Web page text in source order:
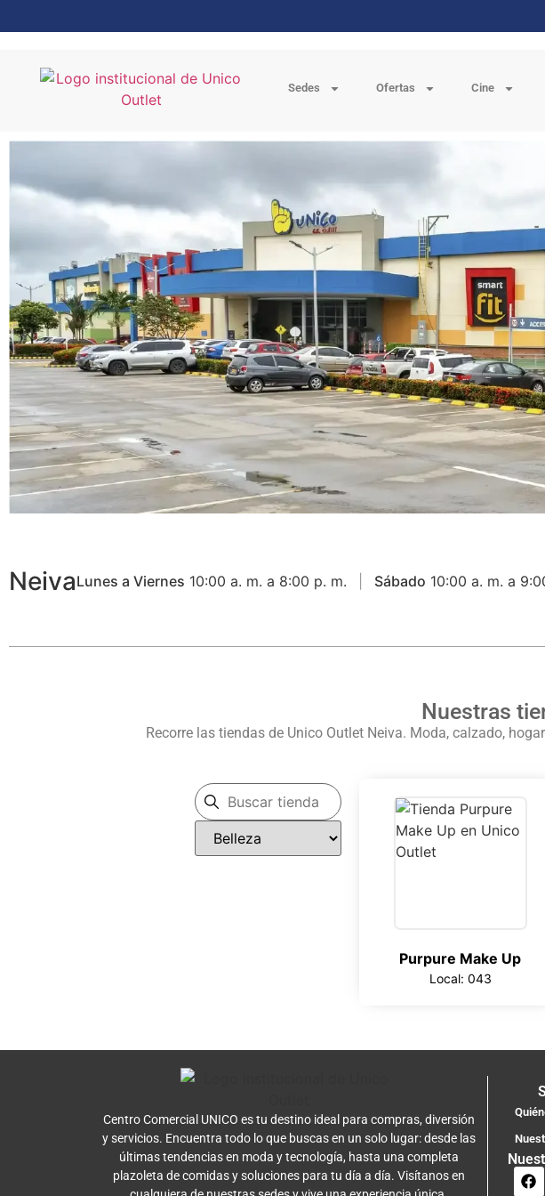
Sedes Ofertas Cine
NeivaLunes a Viernes 10:00 a. m. a 8:00 p. m. Sábado 10:00 a. m. a
Nuestras
Recorre las tiendas de Unico Outlet Neiva. Moda, calzado,
Purpure Make Up
Local: 043
Centro Comercial UNICO es tu destino ideal para compras, diversión
y servicios. Encuentra todo lo que buscas en un solo lugar: desde las
últimas tendencias en moda y tecnología, hasta una completa
plazoleta de comidas y soluciones para tu día a día. Visítanos en